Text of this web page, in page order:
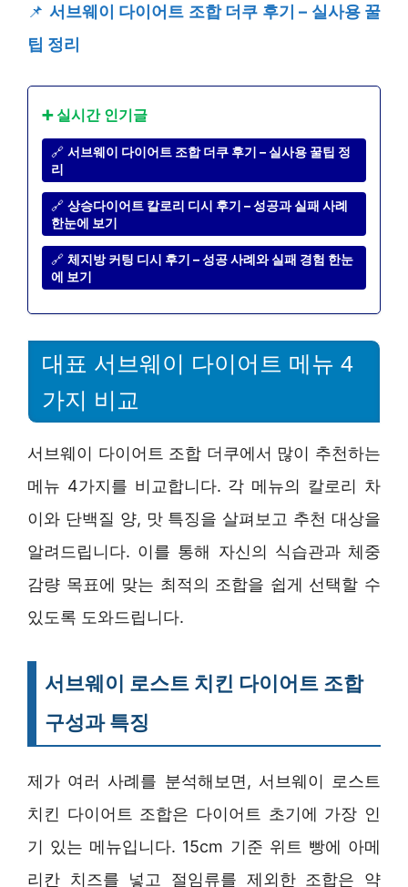
📌 서브웨이 다이어트 조합 더쿠 후기 – 실사용 꿀
팁 정리
➕ 실시간 인기글
🔗 서브웨이 다이어트 조합 더쿠 후기 – 실사용 꿀팁 정
리
🔗 상승다이어트 칼로리 디시 후기 – 성공과 실패 사례
한눈에 보기
🔗 체지방 커팅 디시 후기 – 성공 사례와 실패 경험 한눈
에 보기
대표 서브웨이 다이어트 메뉴 4
가지 비교
서브웨이 다이어트 조합 더쿠에서 많이 추천하는
메뉴 4가지를 비교합니다. 각 메뉴의 칼로리 차
이와 단백질 양, 맛 특징을 살펴보고 추천 대상을
알려드립니다. 이를 통해 자신의 식습관과 체중
감량 목표에 맞는 최적의 조합을 쉽게 선택할 수
있도록 도와드립니다.
서브웨이 로스트 치킨 다이어트 조합
구성과 특징
제가 여러 사례를 분석해보면, 서브웨이 로스트
치킨 다이어트 조합은 다이어트 초기에 가장 인
기 있는 메뉴입니다. 15cm 기준 위트 빵에 아메
리칸 치즈를 넣고 절임류를 제외한 조합은 약